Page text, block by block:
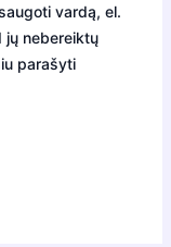
vardą, el.
jų nebereiktų
parašyti